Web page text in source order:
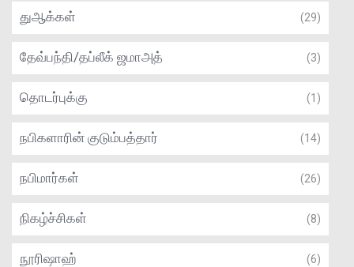
துஆக்கள் (29)
தேவ்பந்தி/தப்லீக் ஜமாஅத் (3)
தொடர்புக்கு (1)
நபிகளாரின் குடும்பத்தார் (14)
நபிமார்கள் (26)
நிகழ்ச்சிகள் (8)
நூரிஷாஹ் (6)